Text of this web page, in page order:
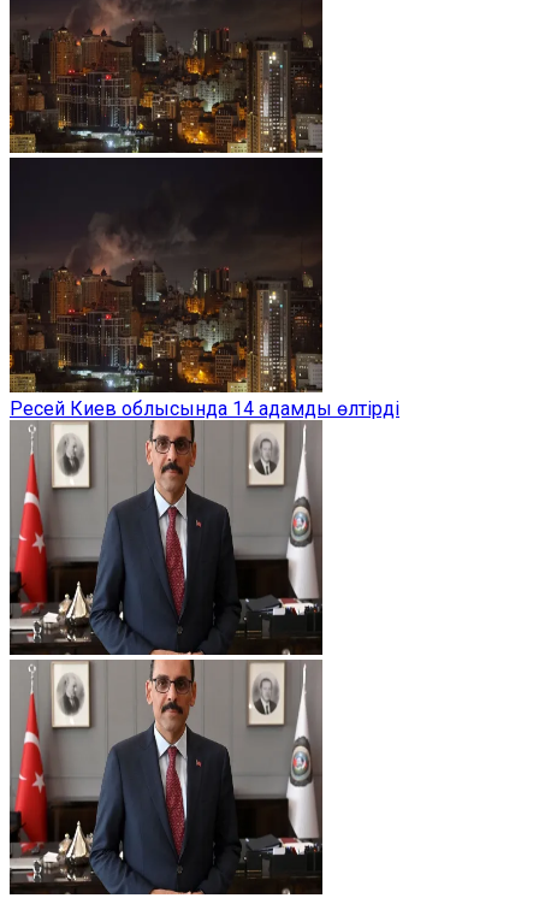
Ресей Киев облысында 14 адамды өлтірді